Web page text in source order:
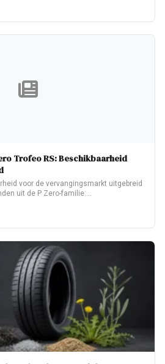
Trofeo RS: Beschikbaarheid
voor de vervangingsmarkt uitgebreid
uit de P Zero-familie:…